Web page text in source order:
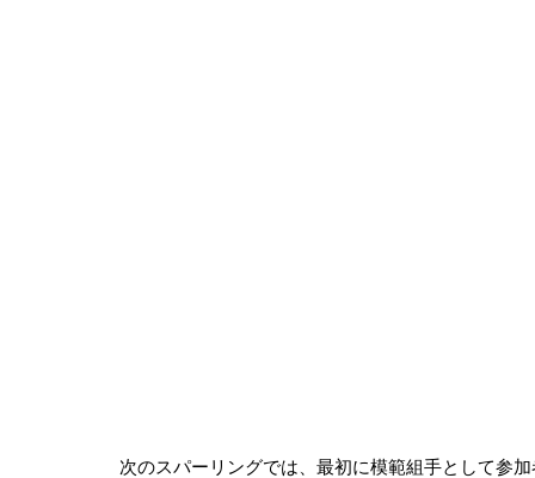
次のスパーリングでは、最初に模範組手として参